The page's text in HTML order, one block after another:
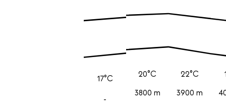
17°C
-
20°C
3800 m
22°C
3900 m